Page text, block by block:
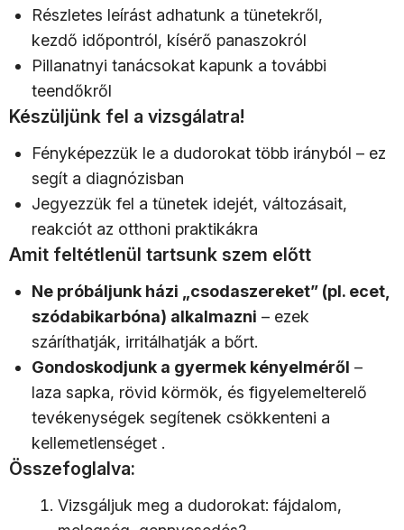
Részletes leírást adhatunk a tünetekről,
kezdő időpontról, kísérő panaszokról
Pillanatnyi tanácsokat kapunk a további
teendőkről
Készüljünk fel a vizsgálatra!
Fényképezzük le a dudorokat több irányból – ez
segít a diagnózisban
Jegyezzük fel a tünetek idejét, változásait,
reakciót az otthoni praktikákra
Amit feltétlenül tartsunk szem előtt
Ne próbáljunk házi „csodaszereket” (pl. ecet,
szódabikarbóna) alkalmazni – ezek
száríthatják, irritálhatják a bőrt.
Gondoskodjunk a gyermek kényelméről –
laza sapka, rövid körmök, és figyelemelterelő
tevékenységek segítenek csökkenteni a
kellemetlenséget .
Összefoglalva:
Vizsgáljuk meg a dudorokat: fájdalom,